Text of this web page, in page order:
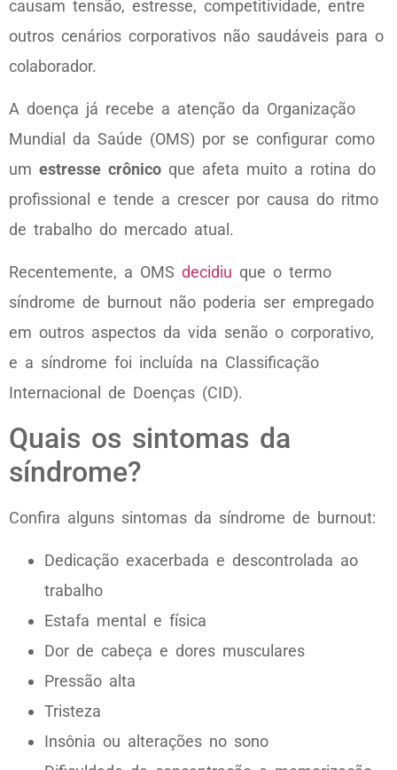
causam tensão, estresse, competitividade, entre
outros cenários corporativos não saudáveis para o
colaborador.
A doença já recebe a atenção da Organização
Mundial da Saúde (OMS) por se configurar como
um estresse crônico que afeta muito a rotina do
profissional e tende a crescer por causa do ritmo
de trabalho do mercado atual.
Recentemente, a OMS decidiu que o termo
síndrome de burnout não poderia ser empregado
em outros aspectos da vida senão o corporativo,
e a síndrome foi incluída na Classificação
Internacional de Doenças (CID).
Quais os sintomas da
síndrome?
Confira alguns sintomas da síndrome de burnout:
Dedicação exacerbada e descontrolada ao
trabalho
Estafa mental e física
Dor de cabeça e dores musculares
Pressão alta
Tristeza
Insônia ou alterações no sono